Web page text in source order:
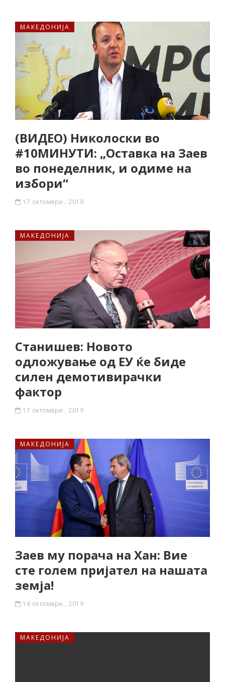
МАКЕДОНИЈА
(ВИДЕО) Николоски во
#10МИНУТИ: „Оставка на Заев
во понеделник, и одиме на
избори“
17 октомври , 2019
МАКЕДОНИЈА
Станишев: Новото
одложување од ЕУ ќе биде
силен демотивирачки
фактор
17 октомври , 2019
МАКЕДОНИЈА
Заев му порача на Хан: Вие
сте голем пријател на нашата
земја!
16 октомври , 2019
МАКЕДОНИЈА